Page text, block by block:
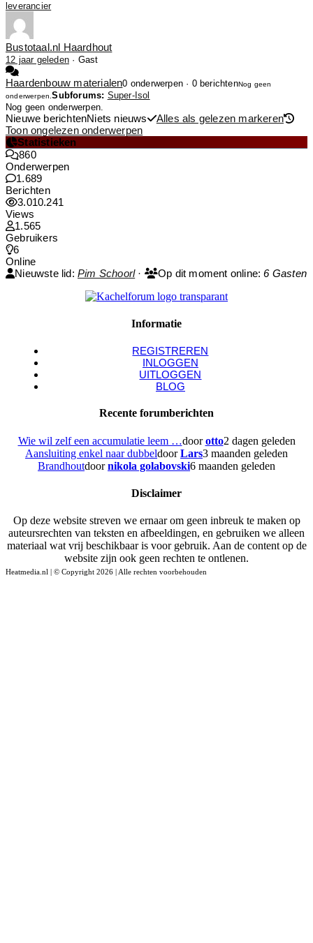
leverancier
Bustotaal.nl Haardhout
12 jaar geleden · Gast
Haardenbouw materialen0 onderwerpen · 0 berichtenNog geen
onderwerpen.Subforums: Super-Isol
Nog geen onderwerpen.
Nieuwe berichtenNiets nieuws
Alles als gelezen markeren
Toon ongelezen onderwerpen
Statistieken
860
Onderwerpen
1.689
Berichten
3.010.241
Views
1.565
Gebruikers
6
Online
Nieuwste lid:Pim Schoorl· Op dit moment online:6 Gasten
Informatie
REGISTREREN
INLOGGEN
UITLOGGEN
BLOG
Recente forumberichten
Wie wil zelf een accumulatie leem …doorotto2 dagen geleden
Aansluiting enkel naar dubbeldoorLars3 maanden geleden
Brandhoutdoornikola golabovski6 maanden geleden
Disclaimer
Op deze website streven we ernaar om geen inbreuk te maken op
auteursrechten van teksten en afbeeldingen, en gebruiken we alleen
materiaal wat vrij beschikbaar is voor gebruik. Aan de content op de
website zijn ook geen rechten te ontlenen.
Heatmedia.nl | © Copyright 2026 | Alle rechten voorbehouden